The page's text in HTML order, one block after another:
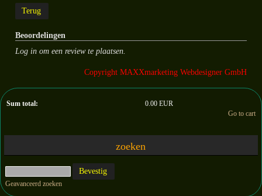
Beoordelingen
Log in om een review te plaatsen.
Copyright MAXXmarketing Webdesigner GmbH
Sum total:
0.00 EUR
Go to cart
zoeken
Geavanceerd zoeken